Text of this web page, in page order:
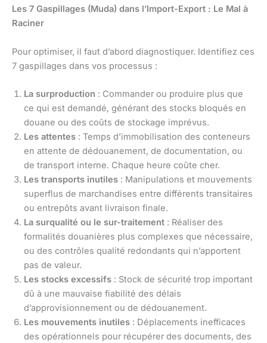
Les 7 Gaspillages (Muda) dans l’Import-Export : Le Mal à
Raciner
Pour optimiser, il faut d’abord diagnostiquer. Identifiez ces
7 gaspillages dans vos processus :
La surproduction : Commander ou produire plus que
ce qui est demandé, générant des stocks bloqués en
douane ou des coûts de stockage imprévus.
Les attentes : Temps d’immobilisation des conteneurs
en attente de dédouanement, de documentation, ou
de transport interne. Chaque heure coûte cher.
Les transports inutiles : Manipulations et mouvements
superflus de marchandises entre différents transitaires
ou entrepôts avant livraison finale.
La surqualité ou le sur-traitement : Réaliser des
formalités douanières plus complexes que nécessaire,
ou des contrôles qualité redondants qui n’apportent
pas de valeur.
Les stocks excessifs : Stock de sécurité trop important
dû à une mauvaise fiabilité des délais
d’approvisionnement ou de dédouanement.
Les mouvements inutiles : Déplacements inefficaces
des opérationnels pour récupérer des documents, des